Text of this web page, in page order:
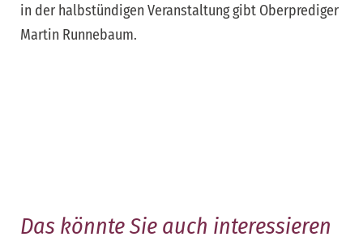
in der halbstündigen Veranstaltung gibt Oberprediger
Martin Runnebaum.
Das könnte Sie auch interessieren